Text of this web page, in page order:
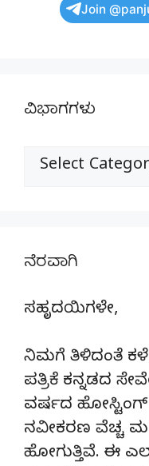
Join
ವಿಭಾಗಗಳು
ವಿಭಾಗಗಳು
ನೆರವಾಗಿ
ಸಹೃದಯಿಗಳೇ,
ನಿಮಗೆ ತಿಳಿದಂತೆ
ಪತ್ರಿಕೆ ಕನ್ನಡದ
ವರ್ಷದ
ನವೀಕರಣ ವೆಚ್ಚ
ಹೋಗುತ್ತಿವೆ. ಈ